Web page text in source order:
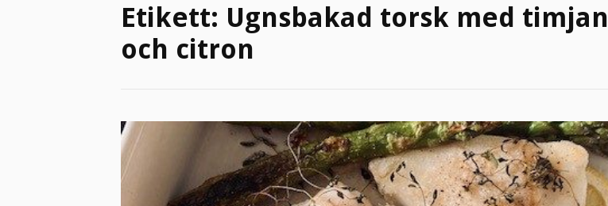
Etikett: Ugnsbakad torsk med timjan
och citron